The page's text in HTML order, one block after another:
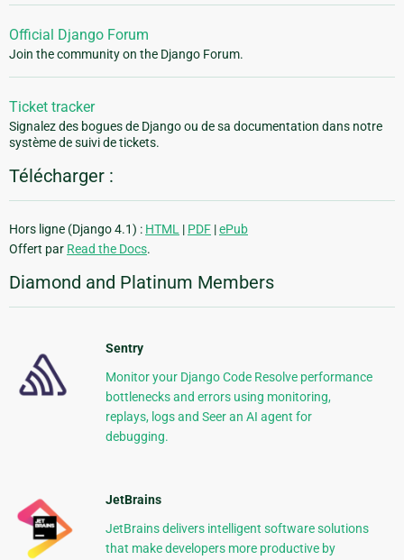
Official Django Forum
Join the community on the Django Forum.
Ticket tracker
Signalez des bogues de Django ou de sa documentation dans notre
système de suivi de tickets.
Télécharger :
Hors ligne (Django 4.1) : HTML | PDF |ePub
Offert par Read the Docs.
Diamond and Platinum Members
Sentry
Monitor your Django Code Resolve performance
bottlenecks and errors using monitoring,
replays, logs and Seer an AI agent for
debugging.
JetBrains
JetBrains delivers intelligent software solutions
that make developers more productive by